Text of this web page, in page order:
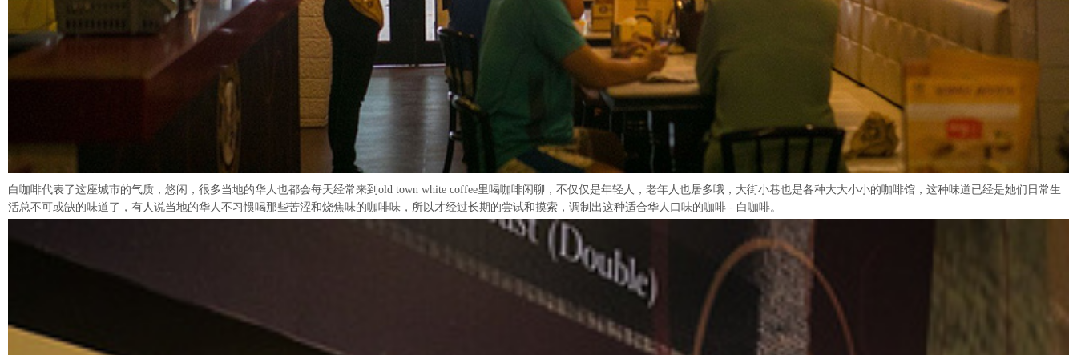
白咖啡代表了这座城市的气质，悠闲，很多当地的华人也都会每天经常来到old town white coffee里喝咖啡闲聊，不仅仅是年轻人，老年人也居多哦，大街小巷也是各种大大小小的咖啡馆，这种味道已经是她们日常生
活总不可或缺的味道了，有人说当地的华人不习惯喝那些苦涩和烧焦味的咖啡味，所以才经过长期的尝试和摸索，调制出这种适合华人口味的咖啡 - 白咖啡。